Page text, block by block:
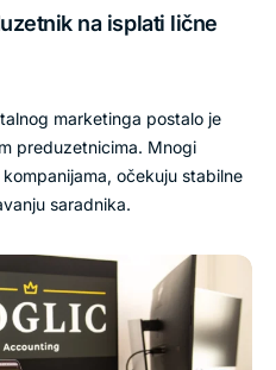
na isplati lične
marketinga postalo je
preduzetnicima. Mnogi
očekuju stabilne
saradnika.